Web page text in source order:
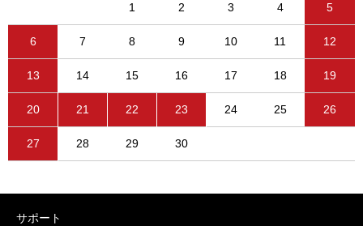
1 2 3 4 5
6 7 8 9 10 11 12
13 14 15 16 17 18 19
20 21 22 23 24 25 26
27 28 29 30
サポート